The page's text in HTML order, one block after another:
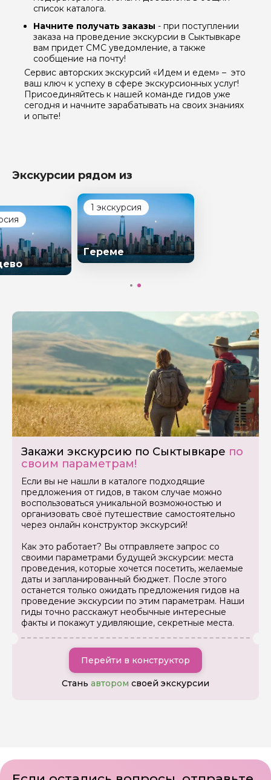
список каталога.
Начните получать заказы - при поступлении
заказа на проведение экскурсии в Сыктывкаре
вам придет СМС уведомление, а также
сообщение на почту!
Сервис авторских экскурсий «Идем и едем» – это
ваш ключ к успеху в сфере экскурсионных услуг!
Присоединяйтесь к нашей команде гидов уже
сегодня и начните зарабатывать на своих знаниях
и опыте!
Экскурсии рядом из
1 экскурсия
Гереме
Закажи экскурсию по Сыктывкаре по
своим параметрам!
Если вы не нашли в каталоге подходящие
предложения от гидов, в таком случае можно
воспользоваться уникальной возможностью и
организовать своё путешествие самостоятельно
через онлайн конструктор экскурсий!
Как это работает? Вы отправляете запрос со
своими параметрами будущей экскурсии: места
проведения, которые хочется посетить, желаемые
даты и запланированный бюджет. После этого
останется только ожидать предложения гидов на
проведение экскурсии по этим параметрам. Наши
гиды точно расскажут необычные интересные
факты и покажут удивляющие, секретные места.
Перейти в конструктор
Стань автором своей экскурсии